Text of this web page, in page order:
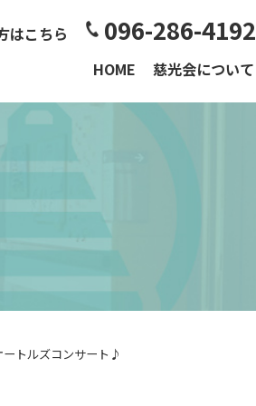
はこちら 096-286-4192
HOME 慈光会について
ートルズコンサート♪